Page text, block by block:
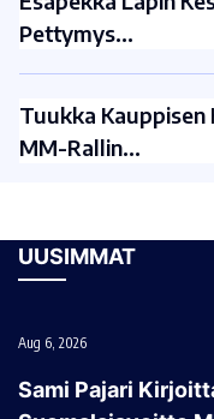
Pettymys…
Tuukka
MM-Rallin…
UUSIMMAT
Aug 6, 2026
Sami Pajari